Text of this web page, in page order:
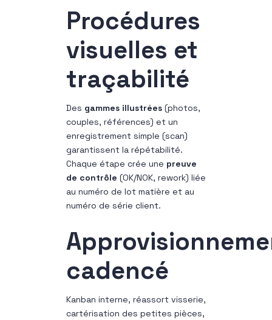
Procédures
visuelles et
traçabilité
Des gammes illustrées (photos,
couples, références) et un
enregistrement simple (scan)
garantissent la répétabilité.
Chaque étape crée une preuve
de contrôle (OK/NOK, rework) liée
au numéro de lot matière et au
numéro de série client.
cadencé
Kanban interne, réassort visserie,
cartérisation des petites pièces,